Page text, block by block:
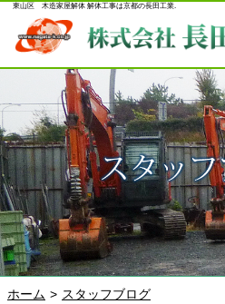
東山区 木造家屋解体 解体工事は京都の長田工業.
ホーム スタッフブログ